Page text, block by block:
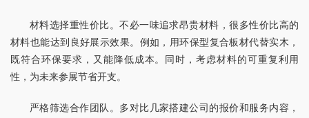
材料选择重性价比。不必一味追求昂贵材料，很多性价比高的
材料也能达到良好展示效果。例如，用环保型复合板材代替实木，
既符合环保要求，又能降低成本。同时，考虑材料的可重复利用
性，为未来参展节省开支。
严格筛选合作团队。多对比几家搭建公司的报价和服务内容，